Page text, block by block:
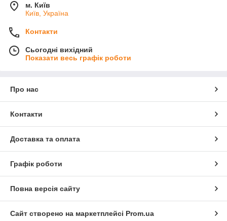
м. Київ
Київ, Україна
Контакти
Сьогодні вихідний
Показати весь графік роботи
Про нас
Контакти
Доставка та оплата
Графік роботи
Повна версія сайту
Сайт створено на маркетплейсі Prom.ua